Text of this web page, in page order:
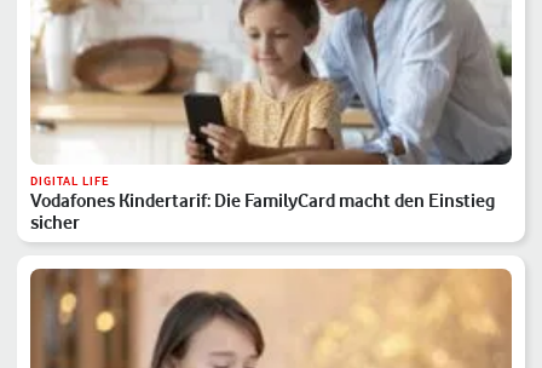
DIGITAL LIFE
Vodafones Kindertarif: Die FamilyCard macht den Einstieg
sicher